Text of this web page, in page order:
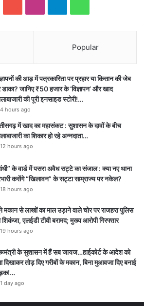
Popular
की आड़ में पत्रकारिता पर प्रहार या किसान की जेब
डाका? जानिए ₹50 हजार के ‘विज्ञापन’ और खाद
की पूरी इनसाइड स्टोरी!…
4 hours ago
में खाद का महासंकट : सुशासन के दावों के बीच
का शिकार हो रहे अन्नदाता…
12 hours ago
के वार्ड में पसरा अवैध सट्टे का संजाल : क्या नए थाना
कसेंगे “खिलावन” के सट्टा साम्राज्य पर नकेल?
18 hours ago
मकान से लाखों का माल उड़ाने वाले चोर पर राजहरा पुलिस
शिकंजा, एलईडी टीवी बरामद; मुख्य आरोपी गिरफ्तार
19 hours ago
के सुशासन में हैं सब जायज…हाईकोर्ट के आदेश को
दिखाकर तोड़ दिए गरीबों के मकान, बिना मुआवजा दिए बनाई
1 day ago